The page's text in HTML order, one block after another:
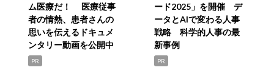
ム医療だ！ 医療従事
者の情熱、患者さんの
思いを伝えるドキュメ
ンタリー動画を公開中
PR
ード2025」を開催 デ
ータとAIで変わる人事
戦略 科学的人事の最
新事例
PR